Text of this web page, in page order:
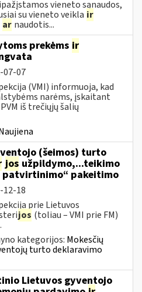
vieneto sąnaudos,
su vieneto veikla ir
ar naudotis...
prekėms ir
07-07
(VMI) informuoja, kad
narėms, įskaitant
iš trečiųjų šalių
(šeimos) turto
jos užpildymo,...teikimo
pakeitimo
12-18
prie Lietuvos
jos (toliau – VMI prie FM)
kategorijos: Mokesčių
turto deklaravimo
Lietuvos gyventojo